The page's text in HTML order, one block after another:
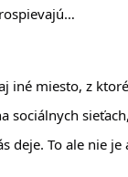
iné miesto, z
sociálnych
To ale nie je